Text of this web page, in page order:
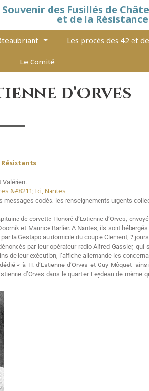
des Fusillés de
et de la
Les procès des 42 et
Le Comité
d’Orves
Résistants
Valérien.
&#8211; Ici, Nantes
codés, les renseignements urgents
de corvette Honoré d’Estienne d’Orves,
et Maurice Barlier. A Nantes, ils sont
la Gestapo au domicile du couple Clément, 2
par leur opérateur radio Alfred Gassler, qui
de leur exécution, l’affiche allemande les
« à H. d’Estienne d’Orves et Guy Môquet,
d’Orves dans le quartier Feydeau de même